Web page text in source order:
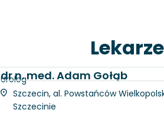
dr n. med. Adam Gołąb
Urolog
Szczecin, al. Powstańców
Szczecinie